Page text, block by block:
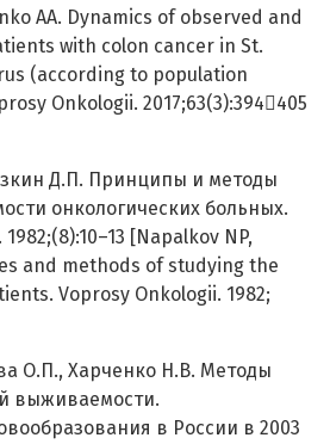
AA. Dynamics of observed and
with colon cancer in St.
(according to population
Onkologii. 2017;63(3):394405
Д.П. Принципы и методы
онкологических больных.
[Napalkov NP,
and methods of studying the
Voprosy Onkologii. 1982;
О.П., Харченко Н.В. Методы
выживаемости.
в России в 2003